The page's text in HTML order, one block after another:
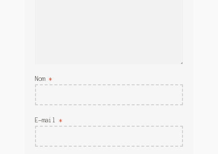
Nom *
E-mail *